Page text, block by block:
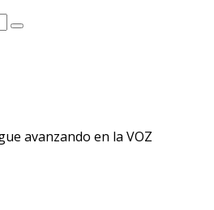
avanzando en la VOZ